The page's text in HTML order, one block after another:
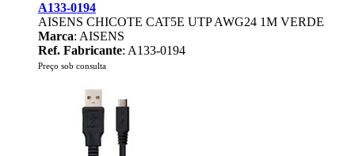
A133-0194
AISENS CHICOTE CAT5E UTP AWG24 1M VERDE
Marca: AISENS
Ref. Fabricante: A133-0194
Preço sob consulta